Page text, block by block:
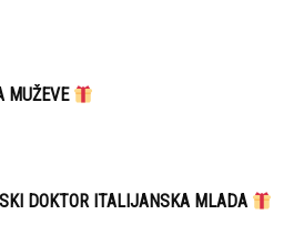
MUŽEVE
DOKTOR ITALIJANSKA MLADA